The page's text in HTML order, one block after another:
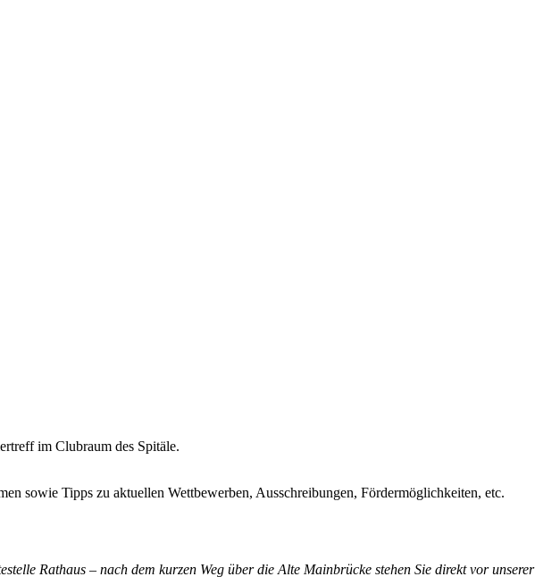
im Clubraum des Spitäle.
sowie Tipps zu aktuellen Wettbewerben, Ausschreibungen, Fördermöglichkeiten, etc.
Rathaus – nach dem kurzen Weg über die Alte Mainbrücke stehen Sie direkt vor